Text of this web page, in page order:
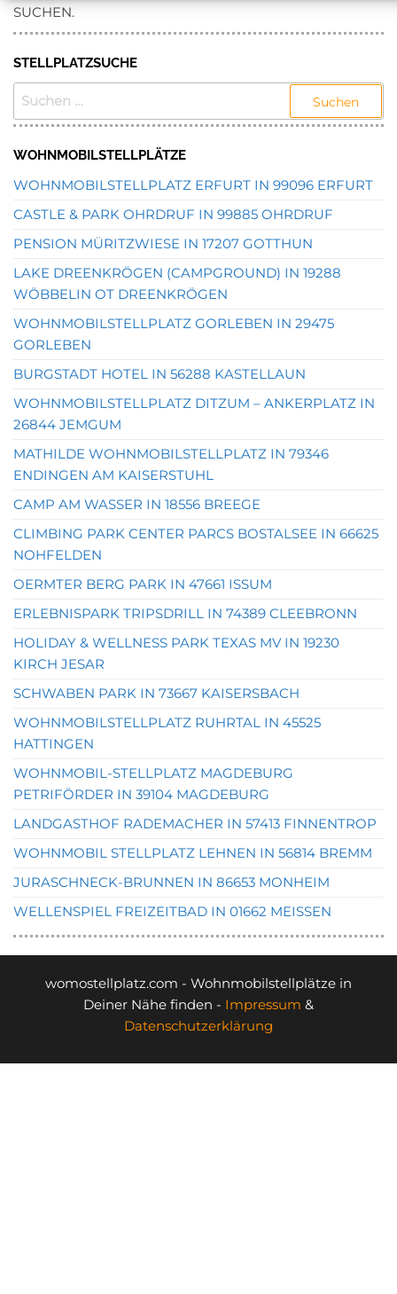
SUCHEN.
STELLPLATZSUCHE
SUCHEN
WOHNMOBILSTELLPLÄTZE
WOHNMOBILSTELLPLATZ ERFURT IN 99096 ERFURT
CASTLE & PARK OHRDRUF IN 99885 OHRDRUF
PENSION MÜRITZWIESE IN 17207 GOTTHUN
LAKE DREENKRÖGEN (CAMPGROUND) IN 19288
WÖBBELIN OT DREENKRÖGEN
WOHNMOBILSTELLPLATZ GORLEBEN IN 29475
GORLEBEN
BURGSTADT HOTEL IN 56288 KASTELLAUN
WOHNMOBILSTELLPLATZ DITZUM – ANKERPLATZ IN
26844 JEMGUM
MATHILDE WOHNMOBILSTELLPLATZ IN 79346
ENDINGEN AM KAISERSTUHL
CAMP AM WASSER IN 18556 BREEGE
CLIMBING PARK CENTER PARCS BOSTALSEE IN 66625
NOHFELDEN
OERMTER BERG PARK IN 47661 ISSUM
ERLEBNISPARK TRIPSDRILL IN 74389 CLEEBRONN
HOLIDAY & WELLNESS PARK TEXAS MV IN 19230
KIRCH JESAR
SCHWABEN PARK IN 73667 KAISERSBACH
WOHNMOBILSTELLPLATZ RUHRTAL IN 45525
HATTINGEN
WOHNMOBIL-STELLPLATZ MAGDEBURG
PETRIFÖRDER IN 39104 MAGDEBURG
LANDGASTHOF RADEMACHER IN 57413 FINNENTROP
WOHNMOBIL STELLPLATZ LEHNEN IN 56814 BREMM
JURASCHNECK-BRUNNEN IN 86653 MONHEIM
WELLENSPIEL FREIZEITBAD IN 01662 MEISSEN
womostellplatz.com - Wohnmobilstellplätze in
Deiner Nähe finden - Impressum &
Datenschutzerklärung